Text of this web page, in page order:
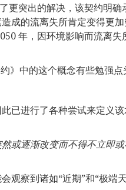
更突出的解决，该契约明
成的流离失所肯定变得更
年，因环境影响而流离
》中的这个概念有些勉强点
已进行了各种尝试来定义
或逐渐改变而不得不立即
观察到诸如“近期”和“极端